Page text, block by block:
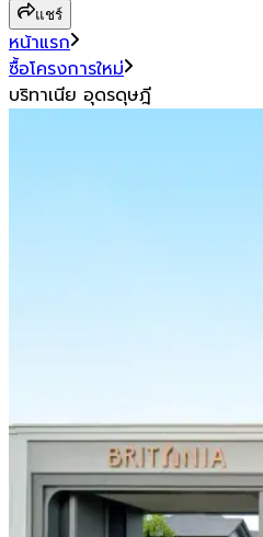
แชร์
หน้าแรก
ซื้อโครงการใหม่
บริทาเนีย อุดรดุษฎี